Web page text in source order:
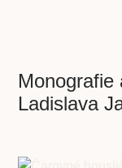
Monografie
Ladislava